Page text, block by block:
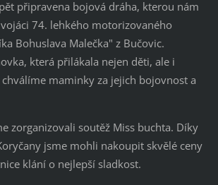
připravena bojová dráha, kterou nám
74. lehkého motorizovaného
Bohuslava Malečka" z Bučovic.
která přilákala nejen děti, ale i
maminky za jejich bojovnost a
zorganizovali soutěž Miss buchta. Díky
jsme mohli nakoupit skvělé ceny
klání o nejlepší sladkost.